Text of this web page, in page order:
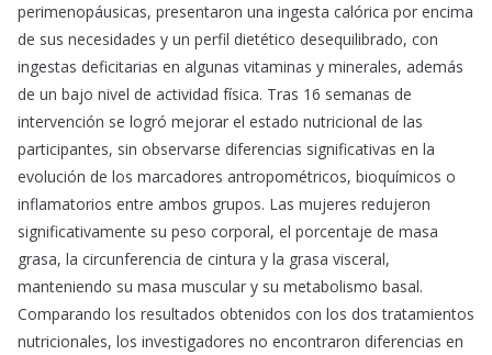
perimenopáusicas, presentaron una ingesta calórica por encima
de sus necesidades y un perfil dietético desequilibrado, con
ingestas deficitarias en algunas vitaminas y minerales, además
de un bajo nivel de actividad física. Tras 16 semanas de
intervención se logró mejorar el estado nutricional de las
participantes, sin observarse diferencias significativas en la
evolución de los marcadores antropométricos, bioquímicos o
inflamatorios entre ambos grupos. Las mujeres redujeron
significativamente su peso corporal, el porcentaje de masa
grasa, la circunferencia de cintura y la grasa visceral,
manteniendo su masa muscular y su metabolismo basal.
Comparando los resultados obtenidos con los dos tratamientos
nutricionales, los investigadores no encontraron diferencias en